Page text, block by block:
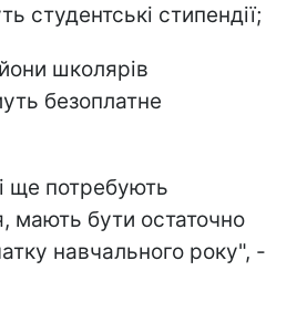
студентські стипендії;
школярів
безоплатне
ще потребують
мають бути остаточно
навчального року", -